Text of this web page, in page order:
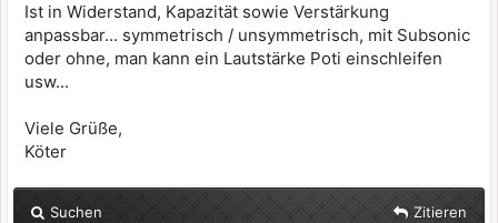
Ist in Widerstand, Kapazität sowie Verstärkung
anpassbar... symmetrisch / unsymmetrisch, mit Subsonic
oder ohne, man kann ein Lautstärke Poti einschleifen
usw...
Viele Grüße,
Köter
Suchen Zitieren